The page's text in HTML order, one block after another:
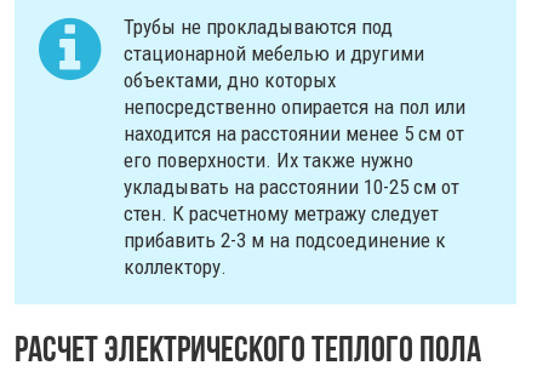
Трубы не прокладываются под
стационарной мебелью и другими
объектами, дно которых
непосредственно опирается на пол или
находится на расстоянии менее 5 см от
его поверхности. Их также нужно
укладывать на расстоянии 10-25 см от
стен. К расчетному метражу следует
прибавить 2-3 м на подсоединение к
коллектору.
Расчет электрического теплого пола